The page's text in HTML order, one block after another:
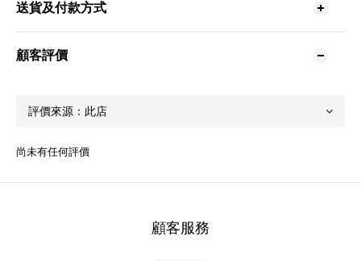
送貨及付款方式
顧客評價
尚未有任何評價
顧客服務